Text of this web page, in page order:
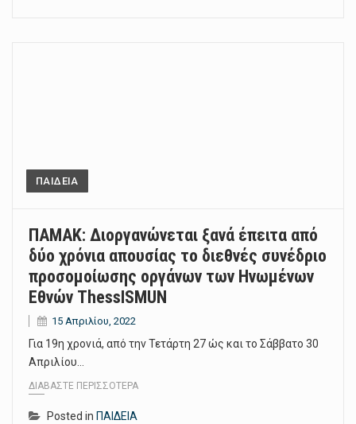
ΠΑΙΔΕΙΑ
ΠΑΜΑΚ: Διοργανώνεται ξανά έπειτα από
δύο χρόνια απουσίας το διεθνές συνέδριο
προσομοίωσης οργάνων των Ηνωμένων
Εθνών ThessISMUN
15 Απριλίου, 2022
Για 19η χρονιά, από την Τετάρτη 27 ώς και το Σάββατο 30
Απριλίου…
ΔΙΑΒΆΣΤΕ ΠΕΡΙΣΣΌΤΕΡΑ
Posted in ΠΑΙΔΕΙΑ